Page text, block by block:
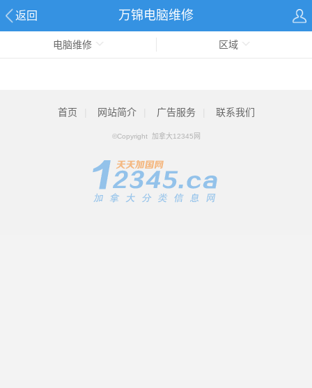
返回 万锦电脑维修
电脑维修 区域
首页 网站简介 广告服务 联系我们
©Copyright 加拿大12345网